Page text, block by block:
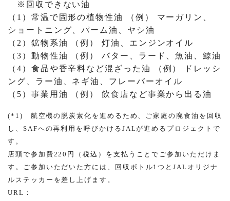
※回収できない油
（1）常温で固形の植物性油 （例） マーガリン、
ショートニング、パーム油、ヤシ油
（2）鉱物系油 （例） 灯油、エンジンオイル
（3）動物性油 （例） バター、ラード、魚油、鯨油
（4）食品や香辛料など混ざった油 （例） ドレッシ
ング、ラー油、ネギ油、フレーバーオイル
（5）事業用油 （例） 飲食店など事業から出る油
(*1) 航空機の脱炭素化を進めるため、ご家庭の廃食油を回収
し、SAFへの再利用を呼びかけるJALが進めるプロジェクトで
す。
店頭で参加費220円（税込）を支払うことでご参加いただけま
す。ご参加いただいた方には、回収ボトル1つとJALオリジナ
ルステッカーを差し上げます。
URL：